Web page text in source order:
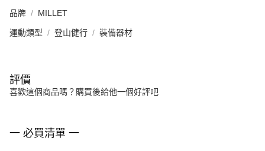
品牌 MILLET
運動類型 登山健行 裝備器材
評價
喜歡這個商品嗎？購買後給他一個好評吧
一 必買清單 一